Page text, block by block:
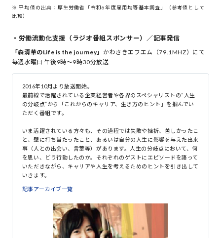
※ 平均値の出典：厚生労働省「令和6年度雇用均等基本調査」（参考値として
比較）
・労働流動化支援（ラジオ番組スポンサー）／記事発信
「森清華のLife is the journey」 かわさきエフエム（79.1MHZ）にて
毎週水曜日 午後9時～9時30分放送
2016年10月より放送開始。
最前線で活躍されている企業経営者や各界のスペシャリストの“人生
の分岐点”から「これからのキャリア、生き方のヒント」を掴んでい
ただく番組です。
いま活躍されている方々も、その過程では失敗や挫折、苦しかったこ
と、壁に打ち当たったこと、あるいは自分の人生に影響を与えた出来
事（人との出会い、言葉等）があります。人生の分岐点において、何
を思い、どう行動したのか。それぞれのゲストにエピソードを語って
いただきながら、キャリアや人生を考えるためのヒントを引き出して
いきます。
記事アーカイブ一覧